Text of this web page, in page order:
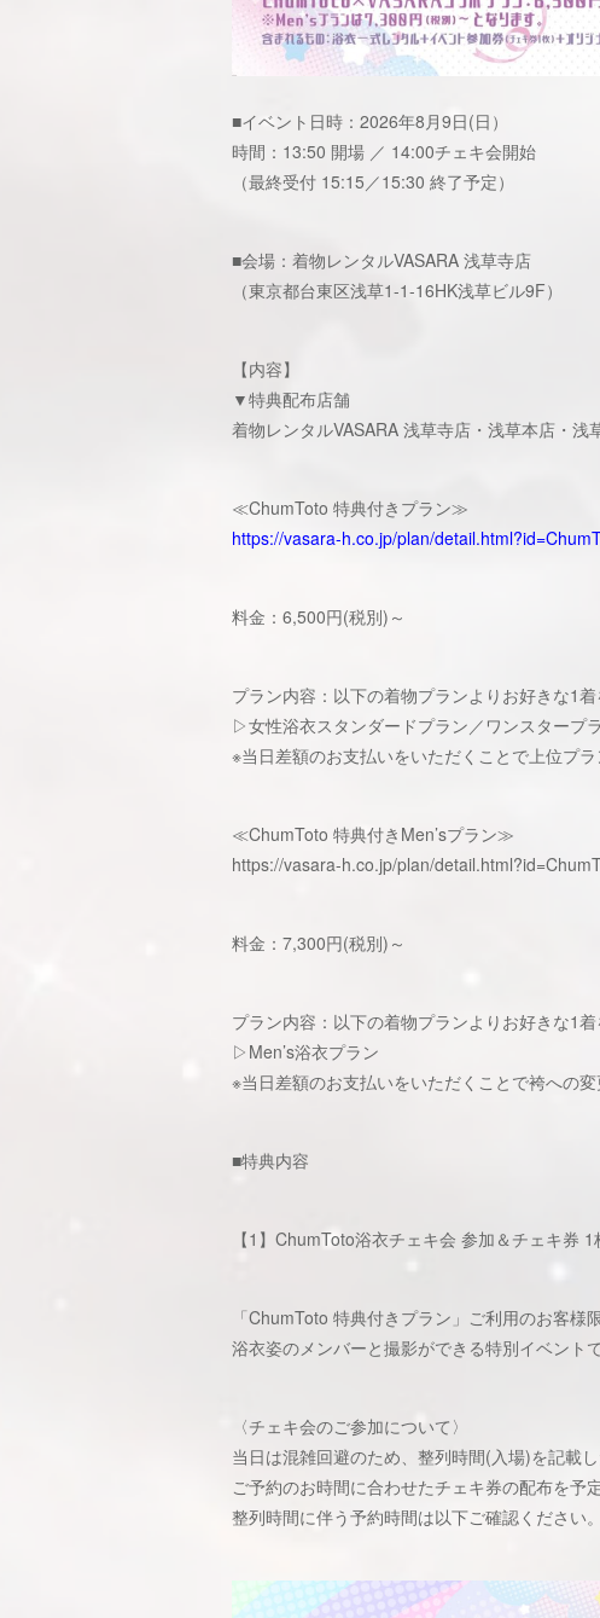
■イベント日時：2026年8月9日(日）
時間：13:50 開場 ／ 14:00チェキ会開始
（最終受付 15:15／15:30 終了予定）
■会場：着物レンタルVASARA 浅草寺店
（東京都台東区浅草1-1-16HK浅草ビル9F）
【内容】
▼特典配布店舗
着物レンタルVASARA 浅草寺店・浅草本店・浅
≪ChumToto 特典付きプラン≫
https://vasara-h.co.jp/plan/
料金：6,500円(税別)～
プラン内容：以下の着物プランよりお好きな1着
▷女性浴衣スタンダードプラン／ワンスタープ
※当日差額のお支払いをいただくことで上位プ
≪ChumToto 特典付きMen’sプラン≫
https://vasara-h.co.jp/plan/
料金：7,300円(税別)～
プラン内容：以下の着物プランよりお好きな1着
▷Men’s浴衣プラン
※当日差額のお支払いをいただくことで袴への変
■特典内容
【1】ChumToto浴衣チェキ会 参加＆チェキ券 1
「ChumToto 特典付きプラン」ご利用のお客様
浴衣姿のメンバーと撮影ができる特別イベントで
〈チェキ会のご参加について〉
当日は混雑回避のため、整列時間(入場)を記載
ご予約のお時間に合わせたチェキ券の配布を予
整列時間に伴う予約時間は以下ご確認ください。